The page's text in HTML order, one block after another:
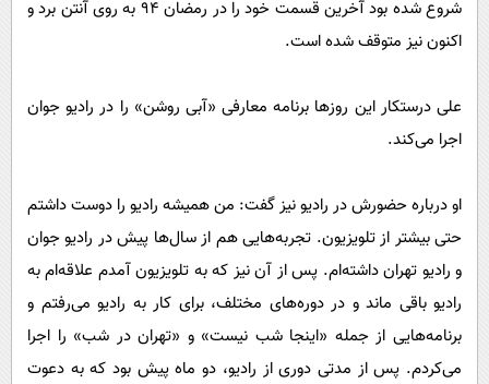
شروع شده بود آخرین قسمت خود را در رمضان 94 به روی آنتن برد و
اکنون نیز متوقف شده است.
علی درستکار این روزها برنامه معارفی «آبی روشن» را در رادیو جوان
اجرا می‌کند.
او درباره حضورش در رادیو نیز گفت: من همیشه رادیو را دوست داشتم
حتی بیشتر از تلویزیون. تجربه‌هایی هم از سال‌ها پیش در رادیو جوان
و رادیو تهران داشته‌ام. پس از آن نیز که به تلویزیون آمدم علاقه‌ام به
رادیو باقی ماند و در دوره‌های مختلف، برای کار به رادیو می‌رفتم و
برنامه‌هایی از جمله «اینجا شب نیست» و «تهران در شب» را اجرا
می‌کردم. پس از مدتی دوری از رادیو، دو ماه پیش بود که به دعوت